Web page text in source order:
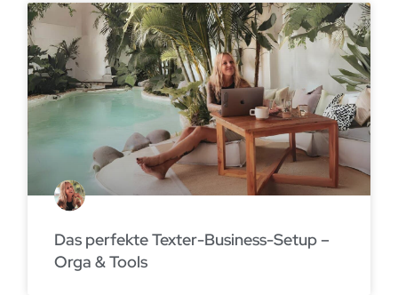
Das perfekte Texter-Business-Setup –
Orga & Tools